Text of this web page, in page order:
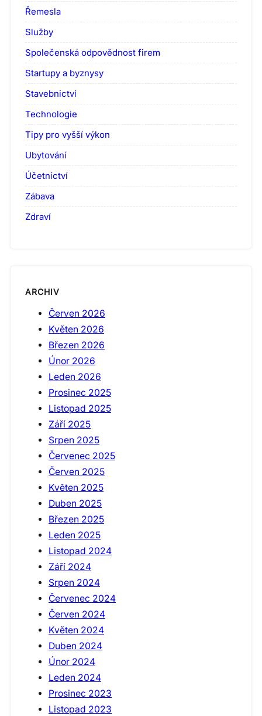
Řemesla
Služby
Společenská odpovědnost firem
Startupy a byznysy
Stavebnictví
Technologie
Tipy pro vyšší výkon
Ubytování
Účetnictví
Zábava
Zdraví
ARCHIV
Červen 2026
Květen 2026
Březen 2026
Únor 2026
Leden 2026
Prosinec 2025
Listopad 2025
Září 2025
Srpen 2025
Červenec 2025
Červen 2025
Květen 2025
Duben 2025
Březen 2025
Leden 2025
Listopad 2024
Září 2024
Srpen 2024
Červenec 2024
Červen 2024
Květen 2024
Duben 2024
Únor 2024
Leden 2024
Prosinec 2023
Listopad 2023